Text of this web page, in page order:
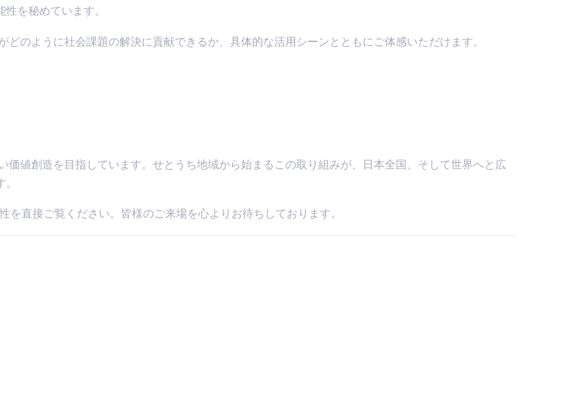
を秘めています。
のように社会課題の解決に貢献できるか、具体的な活用シーンとともにご体感いただけます。
価値創造を目指しています。せとうち地域から始まるこの取り組みが、日本全国、そして世界へと広
を直接ご覧ください。皆様のご来場を心よりお待ちしております。